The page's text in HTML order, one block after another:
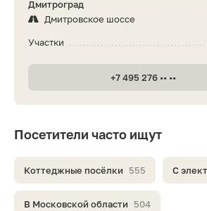
Посетители часто ищут
Коттеджные посёлки 555 С
В Московской области 504
Дмитроград
Дмитровское шоссе
Участки
+7 495 276 •• ••